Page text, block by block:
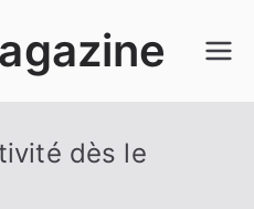
dès le